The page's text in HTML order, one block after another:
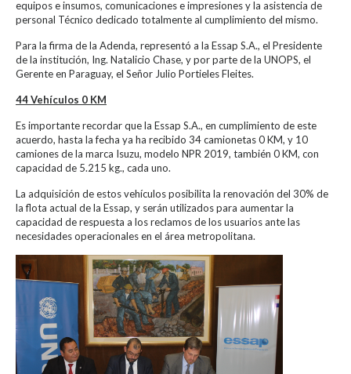
equipos e insumos, comunicaciones e impresiones y la asistencia de
personal Técnico dedicado totalmente al cumplimiento del mismo.
Para la firma de la Adenda, representó a la Essap S.A., el Presidente
de la institución, Ing. Natalicio Chase, y por parte de la UNOPS, el
Gerente en Paraguay, el Señor Julio Portieles Fleites.
44 Vehículos 0 KM
Es importante recordar que la Essap S.A., en cumplimiento de este
acuerdo, hasta la fecha ya ha recibido 34 camionetas 0 KM, y 10
camiones de la marca Isuzu, modelo NPR 2019, también 0 KM, con
capacidad de 5.215 kg., cada uno.
La adquisición de estos vehículos posibilita la renovación del 30% de
la flota actual de la Essap, y serán utilizados para aumentar la
capacidad de respuesta a los reclamos de los usuarios ante las
necesidades operacionales en el área metropolitana.